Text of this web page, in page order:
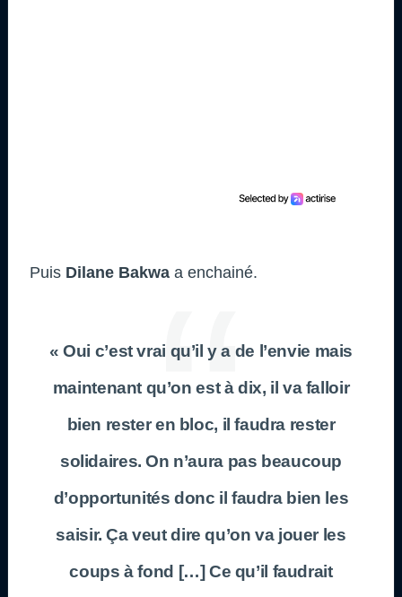
Puis Dilane Bakwa a enchainé.
« Oui c’est vrai qu’il y a de l’envie mais
maintenant qu’on est à dix, il va falloir
bien rester en bloc, il faudra rester
solidaires. On n’aura pas beaucoup
d’opportunités donc il faudra bien les
saisir. Ça veut dire qu’on va jouer les
coups à fond […] Ce qu’il faudrait